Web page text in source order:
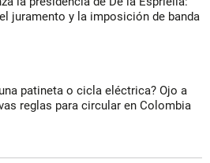
juramento y la imposición de banda
patineta o cicla eléctrica? Ojo a
reglas para circular en Colombia